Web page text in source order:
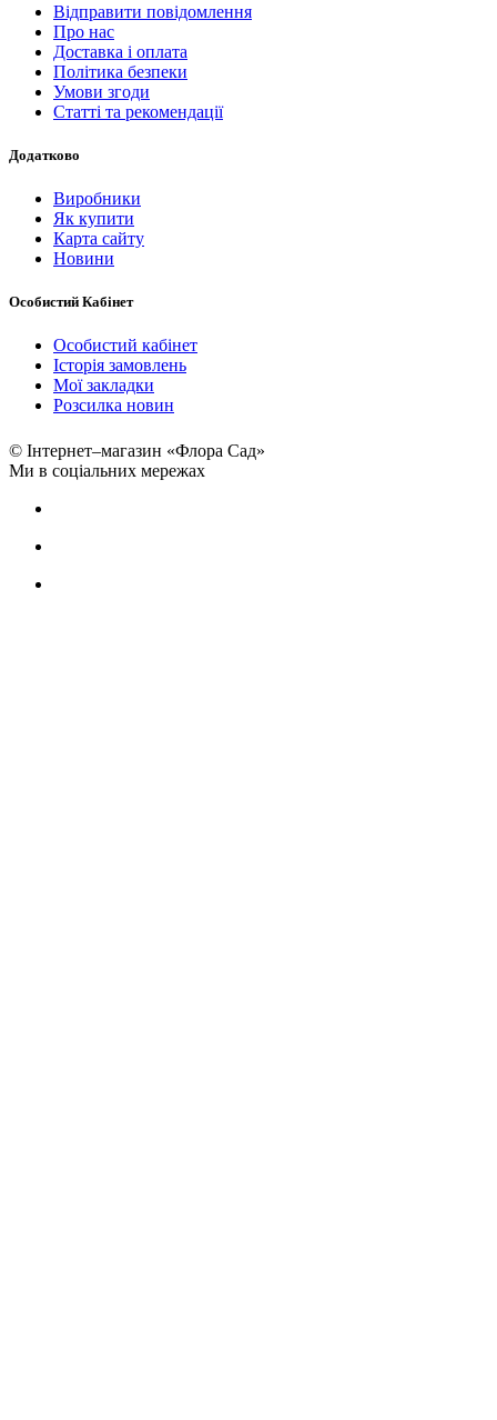
Відправити повідомлення
Про нас
Доставка і оплата
Політика безпеки
Умови згоди
Статті та рекомендації
Додатково
Виробники
Як купити
Карта сайту
Новини
Особистий Кабінет
Особистий кабінет
Історія замовлень
Мої закладки
Розсилка новин
© Інтернет–магазин «Флора Сад»
Ми в соціальних мережах